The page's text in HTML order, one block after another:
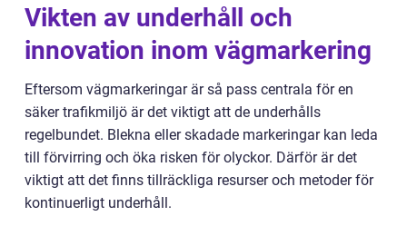
Vikten av underhåll och
innovation inom vägmarkering
Eftersom vägmarkeringar är så pass centrala för en
säker trafikmiljö är det viktigt att de underhålls
regelbundet. Blekna eller skadade markeringar kan leda
till förvirring och öka risken för olyckor. Därför är det
viktigt att det finns tillräckliga resurser och metoder för
kontinuerligt underhåll.